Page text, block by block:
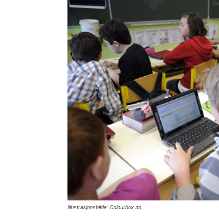
Illustrasjonsbilde: Colourbox.no